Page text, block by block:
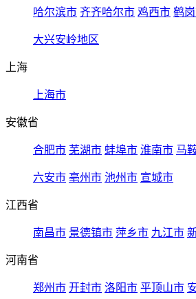
哈尔滨市 齐齐哈尔市 鸡西市 鹤
大兴安岭地区
上海
上海市
安徽省
合肥市 芜湖市 蚌埠市 淮南市 马
六安市 亳州市 池州市 宣城市
江西省
南昌市 景德镇市 萍乡市 九江市
河南省
郑州市 开封市 洛阳市 平顶山市